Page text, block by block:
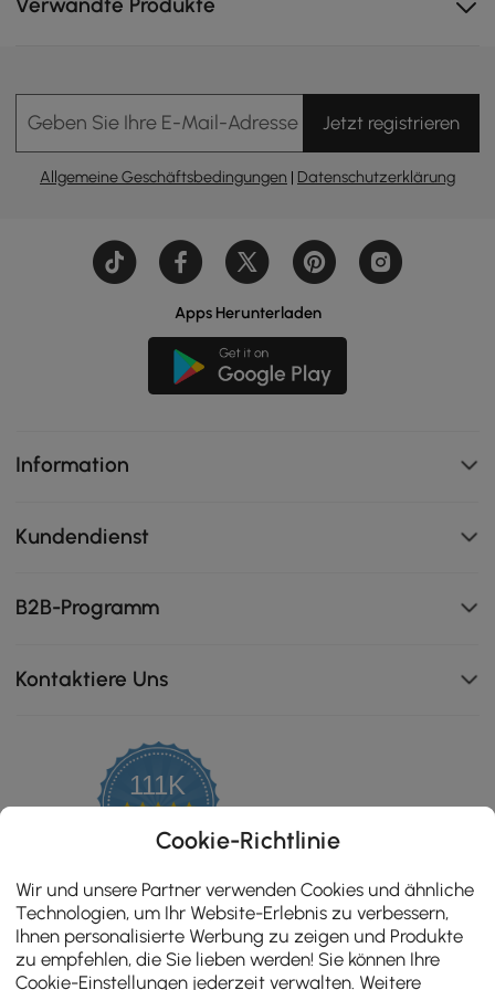
Textur, die ins Auge fällt und Ihrem Zimmer einen
Designer-Touch verleiht, den Standardsofas einfach
nicht erreichen können.
Der Sherpa-Leinenstoff fühlt sich weich und gemütlich
an, während sein knitterarmes, pflegeleichtes Design
weniger Zeit mit Putzen und mehr Zeit mit Entspannen
bedeutet.
Verwandte Produkte
Geben Sie Ihre E-Mail-Adresse EinJetzt registrieren
Allgemeine Geschäftsbedingungen | Datenschutzerklärung
Apps Herunterladen
Information
Kundendienst
B2B-Programm
Kontaktiere Uns
111K
4.8
star
rating
ZERTIFIZIERTE BEWERTUNGEN
Cookie-Richtlinie
Wir und unsere Partner verwenden Cookies und ähnliche
Technologien, um Ihr Website-Erlebnis zu verbessern,
Ihnen personalisierte Werbung zu zeigen und Produkte
zu empfehlen, die Sie lieben werden! Sie können Ihre
Cookie-Einstellungen jederzeit verwalten. Weitere